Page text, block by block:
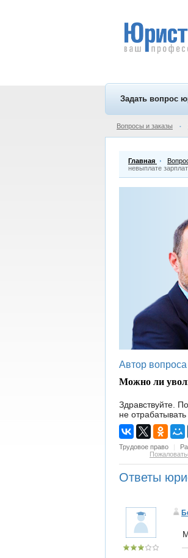
Задать вопрос
Вопросы и заказы •
Главная
невыплате
Автор вопроса
Можно ли
Здравствуйте.
не
Трудовое право |
Ответы